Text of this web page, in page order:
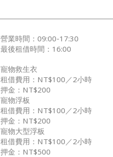
營業時間：09:00-17:30
最後租借時間：16:00
寵物救生衣
​租借費用：NT$100／2小時
押金：NT$200
寵物浮板
租借費用：NT$100／2小時
押金：NT$200
寵物大型浮板​
租借費用：NT$100／2小時
押金：NT$500